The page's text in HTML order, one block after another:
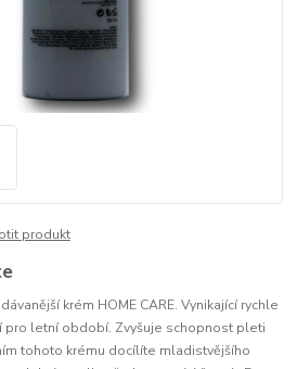
produkt
krém HOME CARE. Vynikající rychle
pro letní období. Zvyšuje schopnost pleti
tohoto krému docílíte mladistvějšího